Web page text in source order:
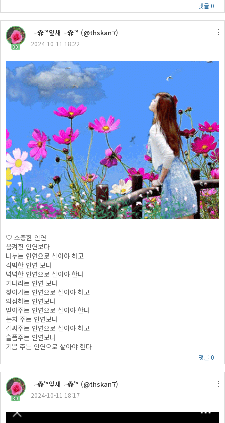
댓글 0
30
╭✿˚°잎새╭✿˚° (@thskan7)
2024-10-11 18:22
♡ 소중한 인연
움켜쥔 인연보다
나누는 인연으로 살아야 하고
각박한 인연 보다
넉넉한 인연으로 살아야 한다
기다리는 인연 보다
찾아가는 인연으로 살아야 하고
의심하는 인연보다
믿어주는 인연으로 살아야 한다
눈치 주는 인연보다
감싸주는 인연으로 살아야 하고
슬픔주는 인연보다
기쁨 주는 인연으로 살아야 한다
댓글 0
30
╭✿˚°잎새╭✿˚° (@thskan7)
2024-10-11 18:17